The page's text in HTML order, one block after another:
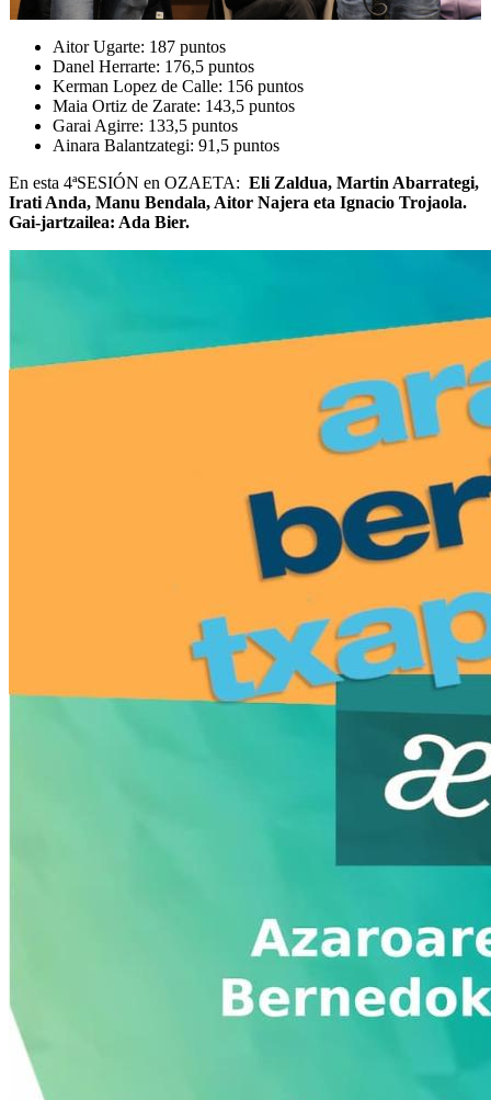
Aitor Ugarte: 187 puntos
Danel Herrarte: 176,5 puntos
Kerman Lopez de Calle: 156 puntos
Maia Ortiz de Zarate: 143,5 puntos
Garai Agirre: 133,5 puntos
Ainara Balantzategi: 91,5 puntos
En esta 4ªSESIÓN en OZAETA: Eli Zaldua, Martin Abarrategi,
Irati Anda, Manu Bendala, Aitor Najera eta Ignacio Trojaola.
Gai-jartzailea: Ada Bier.